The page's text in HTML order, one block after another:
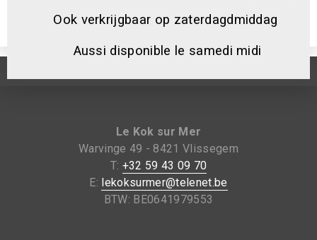
Le Kok sur Mer
Warvinge 49 - 8421 Vlissegem
T: +32 59 43 09 70
E: lekoksurmer@telenet.be
BTW: BE0641979553
geen enkele plaatsen meer vrij .
Ook verkrijgbaar op zaterdagdmiddag
Aussi disponible le samedi midi